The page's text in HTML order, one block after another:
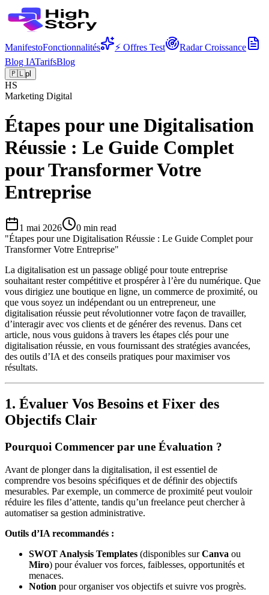
ManifestoFonctionnalités ⚡ Offres Test
Radar Croissance
Blog IATarifsBlog
🇵🇱pl
HS
Marketing Digital
Étapes pour une Digitalisation
Réussie : Le Guide Complet
pour Transformer Votre
Entreprise
1 mai 2026 0 min read
"Étapes pour une Digitalisation Réussie : Le Guide Complet pour
Transformer Votre Entreprise"
La digitalisation est un passage obligé pour toute entreprise
souhaitant rester compétitive et prospérer à l’ère du numérique. Que
vous dirigiez une boutique en ligne, un commerce de proximité, ou
que vous soyez un indépendant ou un entrepreneur, une
digitalisation réussie peut révolutionner votre façon de travailler,
d’interagir avec vos clients et de générer des revenus. Dans cet
article, nous vous guidons à travers les étapes clés pour une
digitalisation réussie, en vous fournissant des stratégies avancées,
des outils d’IA et des conseils pratiques pour maximiser vos
résultats.
1. Évaluer Vos Besoins et Fixer des
Objectifs Clair
Pourquoi Commencer par une Évaluation ?
Avant de plonger dans la digitalisation, il est essentiel de
comprendre vos besoins spécifiques et de définir des objectifs
mesurables. Par exemple, un commerce de proximité peut vouloir
réduire les files d’attente, tandis qu’un freelance peut chercher à
automatiser sa gestion administrative.
Outils d’IA recommandés :
SWOT Analysis Templates (disponibles surCanva ou
Miro) pour évaluer vos forces, faiblesses, opportunités et
menaces.
Notion pour organiser vos objectifs et suivre vos progrès.